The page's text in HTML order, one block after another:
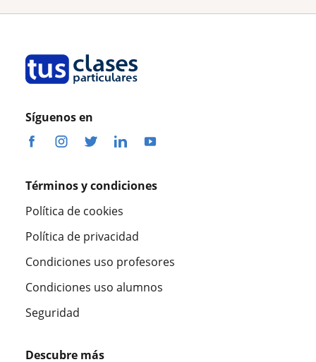
Síguenos en
Términos y condiciones
Política de cookies
Política de privacidad
Condiciones uso profesores
Condiciones uso alumnos
Seguridad
Descubre más